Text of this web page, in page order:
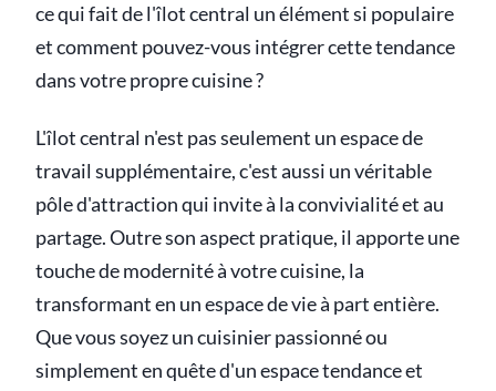
ce qui fait de l'îlot central un élément si populaire
et comment pouvez-vous intégrer cette tendance
dans votre propre cuisine ?
L'îlot central n'est pas seulement un espace de
travail supplémentaire, c'est aussi un véritable
pôle d'attraction qui invite à la convivialité et au
partage. Outre son aspect pratique, il apporte une
touche de modernité à votre cuisine, la
transformant en un espace de vie à part entière.
Que vous soyez un cuisinier passionné ou
simplement en quête d'un espace tendance et